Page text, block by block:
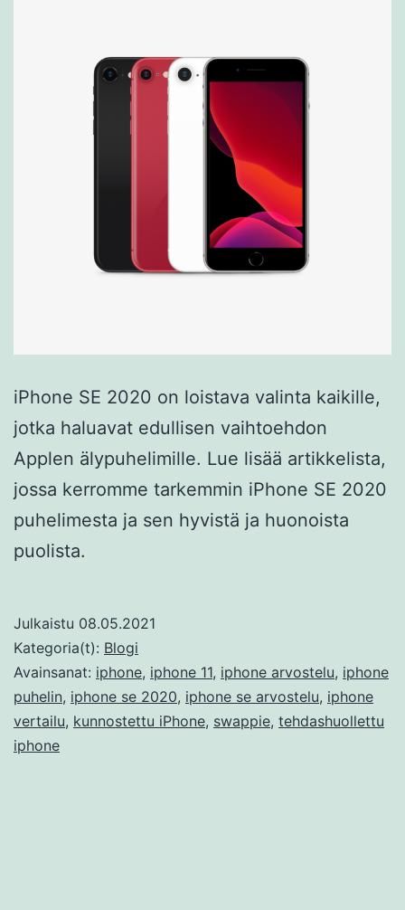
iPhone SE 2020 on loistava valinta kaikille,
jotka haluavat edullisen vaihtoehdon
Applen älypuhelimille. Lue lisää artikkelista,
jossa kerromme tarkemmin iPhone SE 2020
puhelimesta ja sen hyvistä ja huonoista
puolista.
Julkaistu 08.05.2021
Kategoria(t): Blogi
Avainsanat: iphone, iphone 11, iphone arvostelu, iphone
puhelin, iphone se 2020, iphone se arvostelu, iphone
vertailu, kunnostettu iPhone, swappie, tehdashuollettu
iphone